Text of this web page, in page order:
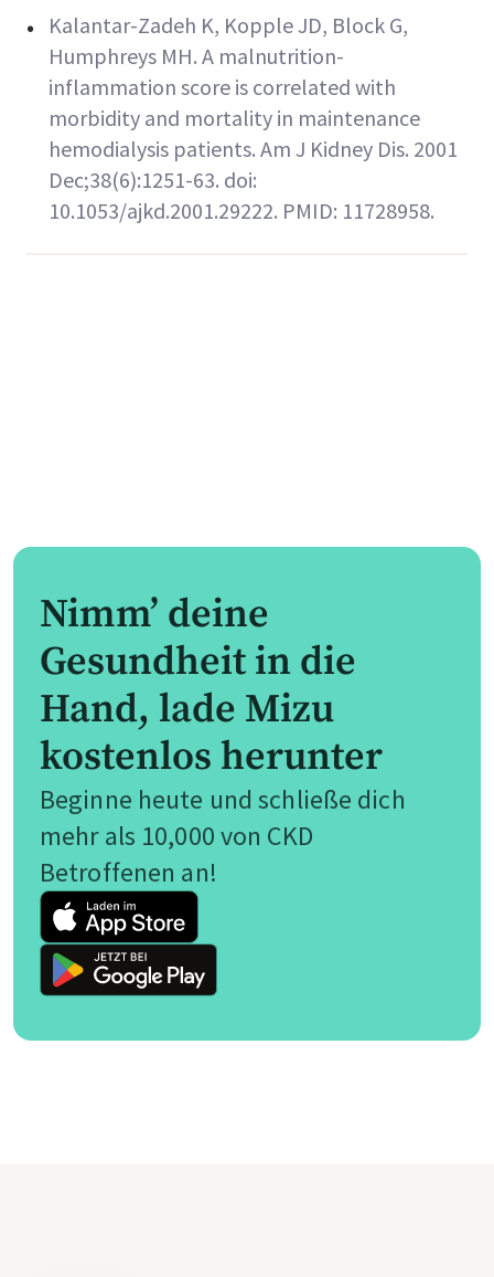
Kalantar-Zadeh K, Kopple JD, Block G,
Humphreys MH. A malnutrition-
inflammation score is correlated with
morbidity and mortality in maintenance
hemodialysis patients. Am J Kidney Dis. 2001
Dec;38(6):1251-63. doi:
10.1053/ajkd.2001.29222. PMID: 11728958.
Nimm’ deine
Gesundheit in die
Hand, lade Mizu
kostenlos herunter
Beginne heute und schließe dich
mehr als 10,000 von CKD
Betroffenen an!